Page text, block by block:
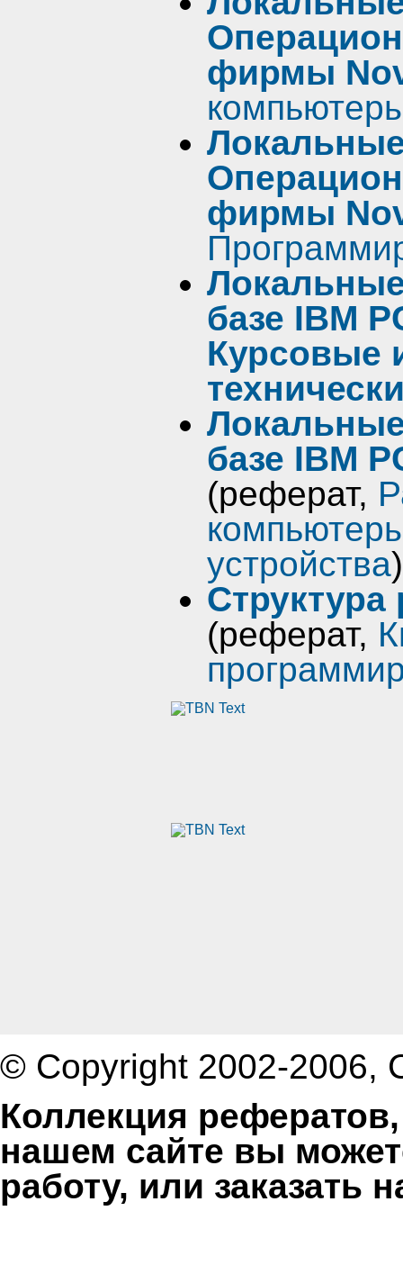
фирмы
фирмы
базе IBM
Курсовые
базе IBM
(реферат,
устройства)
Структура
(реферат,
© Copyright 2002-2006,
Коллекция
нашем сайте вы
работу, или заказать